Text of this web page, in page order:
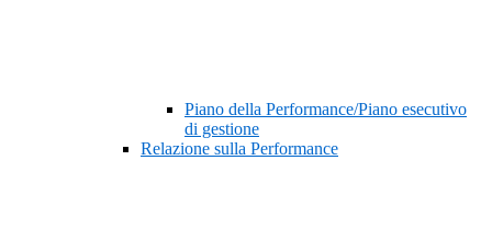
Piano della Performance/Piano esecutivo
di gestione
Relazione sulla Performance